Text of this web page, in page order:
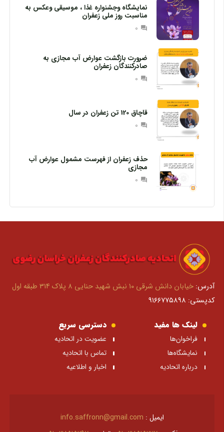
نمایشگاه وجشنواره غذا ، موسیقی وعکس به
مناسبت روز ملی زعفران
question_answer
0
ضرورت بازگشت عوارض آب مجازی به
صادرکنندگان زعفران
question_answer
0
قاچاق 120 تن زعفران در سال
question_answer
0
حذف زعفران از فهرست مشمول عوارض آب
مجازی
question_answer
0
آدرس:خیابان دانش شرقی ۱۰ نبش شهید حنایی ۸ پلاک ۳۱۴ طبقه اول
کدپستی: ۹۱۶۶۷۷۵۸۹۸
لینک ها مفید
فراخوان‌ها
نمایشگاه‌ها
درباره اتحادیه
دسترسی سریع
عضویت در اتحادیه
تماس با اتحادیه
اخبار و اطلاعیه
ایمیل : info.saffronn@gmail.com